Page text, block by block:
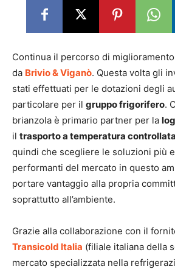
Continua il percorso di
da Brivio & Viganò. Questa volta gli
stati effettuati per le dotazioni degli
particolare per il gruppo frigorifero.
brianzola è primario partner per la
il trasporto a temperatura controllata
quindi che scegliere le soluzioni più
performanti del mercato in questo
portare vantaggio alla propria
soprattutto all’ambiente.
Grazie alla collaborazione con il
Transicold Italia (filiale italiana della
mercato specializzata nella